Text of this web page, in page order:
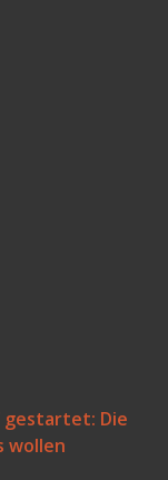
gestartet: Die
wollen